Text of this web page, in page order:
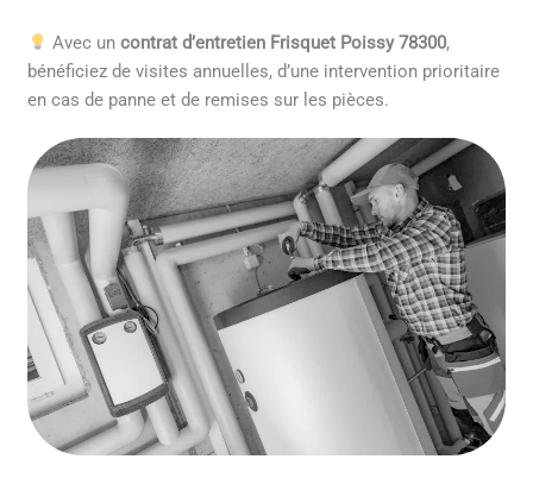
Avec un contrat d’entretien Frisquet Poissy 78300,
bénéficiez de visites annuelles, d’une intervention prioritaire
en cas de panne et de remises sur les pièces.